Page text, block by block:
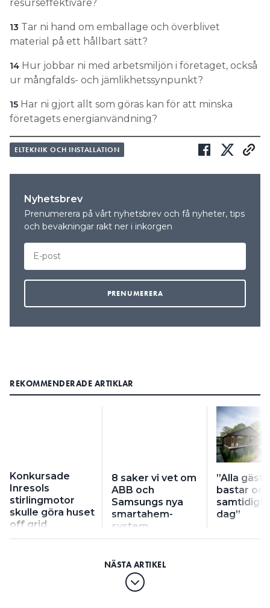
resurseffektivare?
13 Tar ni hand om emballage och överblivet
material på ett hållbart sätt?
14 Hur jobbar ni med ­arbetsmiljön i företaget, också
ur mångfalds- och jämlikhetssynpunkt?
15 Har ni gjort allt som göras kan för att minska
företagets energianvändning?
ELTEKNIK OCH INSTALLATION
Nyhetsbrev
Prenumerera på vårt nyhetsbrev och få nyheter, tips
och bevakningar rakt ner i inkorgen
REKOMMENDERADE ARTIKLAR
Konkursade
Inresols
stirlingmotor
skulle göra huset
off grid
8 saker vi vet om
ABB och
Samsungs nya
smartahem-
system
”Alla
bastar
samtidigt
dag”